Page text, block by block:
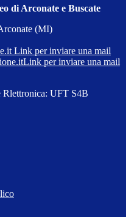
di Arconate e Buscate
(MI)
Link per inviare una mail
Link per inviare una mail
Rlettronica: UFT S4B